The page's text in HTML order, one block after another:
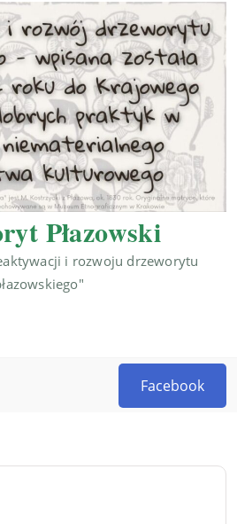
Płazowski
i rozwoju drzeworytu
Facebook